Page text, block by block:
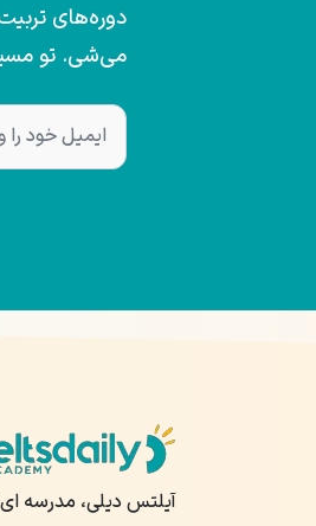
دوره‌های
می‌شی. تو
آیلتس دیلی، مدرسه